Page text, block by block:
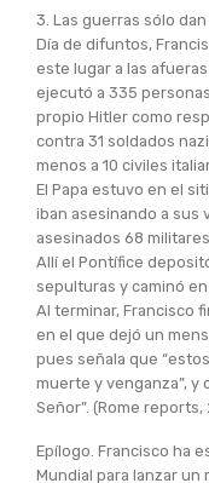
3. Las guerras sólo
Día de difuntos,
este lugar a las
ejecutó a 335
propio Hitler como
contra 31 soldados
menos a 10 civiles
El Papa estuvo en el
iban asesinando a sus
asesinados 68
Allí el Pontífice
sepulturas y caminó en
Al terminar, Francisco
en el que dejó un
pues señala que
muerte y venganza”, y
Señor”. (Rome reports,
Epílogo. Francisco ha
Mundial para lanzar un